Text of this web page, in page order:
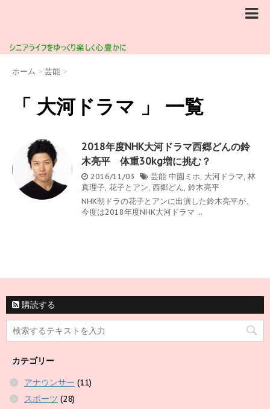
ホーム > 芸能 >
「 大河ドラマ 」 一覧
2018年度NHK大河ドラマ西郷どんの鈴
木亮平 体重30kg増に挑む？
2016/11/03 芸能 中園ミホ, 大河ドラマ, 林
真理子, 花子とアン, 西郷どん, 鈴木亮平
NHK朝ドラの花子とアンに出演した鈴木亮平が、
今度は2018年度NHK大河ドラマ ...
購読する
カテゴリー
アナウンサー (11)
スポーツ (28)